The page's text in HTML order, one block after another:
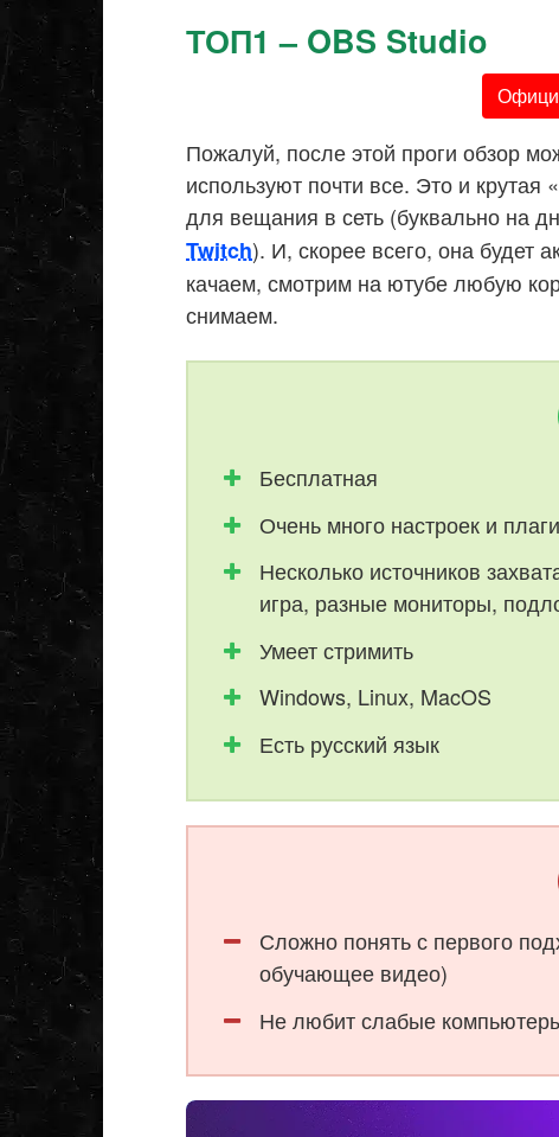
ТОП1 – OBS Studio
Пожалуй, после этой проги обзор
используют почти все. Это и крутая
для вещания в сеть (буквально на
Twitch). И, скорее всего, она будет
качаем, смотрим на ютубе любую
снимаем.
Бесплатная
Очень много настроек и
Несколько источников
игра, разные мониторы,
Умеет стримить
Windows, Linux, MacOS
Есть русский язык
Сложно понять с первого
обучающее видео)
Не любит слабые